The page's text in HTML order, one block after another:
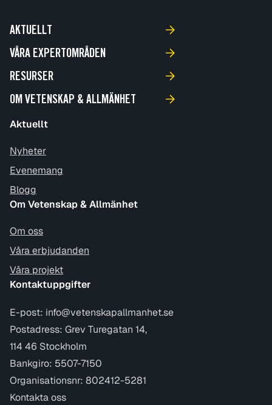
AKTUELLT
VÅRA EXPERTOMRÅDEN
RESURSER
OM VETENSKAP & ALLMÄNHET
Aktuellt
Nyheter
Evenemang
Blogg
Om Vetenskap & Allmänhet
Om oss
Våra erbjudanden
Våra projekt
Kontaktuppgifter
E-post: info@vetenskapallmanhet.se
Postadress: Grev Turegatan 14,
114 46 Stockholm
Bankgiro: 5507-7150
Organisationsnr: 802412-5281
Kontakta oss